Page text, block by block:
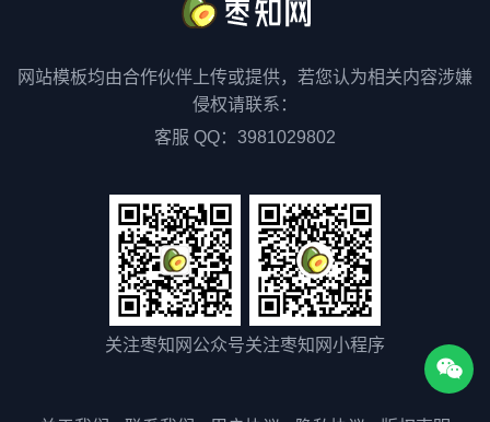
网站模板均由合作伙伴上传或提供，若您认为相关内容涉嫌
侵权请联系：
客服 QQ：3981029802
关注枣知网公众号关注枣知网小程序